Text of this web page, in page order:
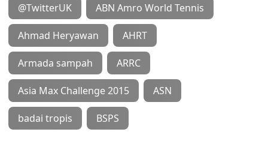
@TwitterUK ABN Amro World Tennis
Ahmad Heryawan AHRT
Armada sampah ARRC
Asia Max Challenge 2015 ASN
badai tropis BSPS